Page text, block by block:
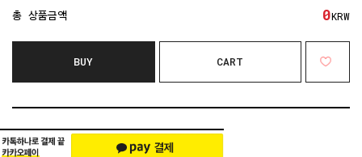
총 상품금액 0KRW
BUY CART